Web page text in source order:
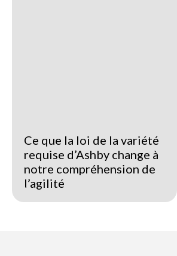
Ce que la loi de la variété
requise d’Ashby change à
notre compréhension de
l’agilité